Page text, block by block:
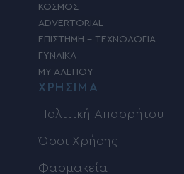
ΚΟΣΜΟΣ
ADVERTORIAL
ΕΠΙΣΤΗΜΗ – ΤΕΧΝΟΛΟΓΙΑ
ΓΥΝΑΙΚΑ
MY ΑΛΕΠΟΥ
ΧΡΗΣΙΜΑ
Πολιτική Απορρήτου
Όροι Χρήσης
Φαρμακεία